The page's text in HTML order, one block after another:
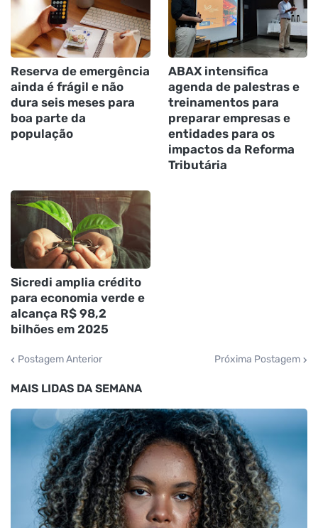
Reserva de emergência
ainda é frágil e não
dura seis meses para
boa parte da
população
ABAX intensifica
agenda de palestras e
treinamentos para
preparar empresas e
entidades para os
impactos da Reforma
Tributária
Sicredi amplia crédito
para economia verde e
alcança R$ 98,2
bilhões em 2025
Postagem Anterior Próxima Postagem
MAIS LIDAS DA SEMANA